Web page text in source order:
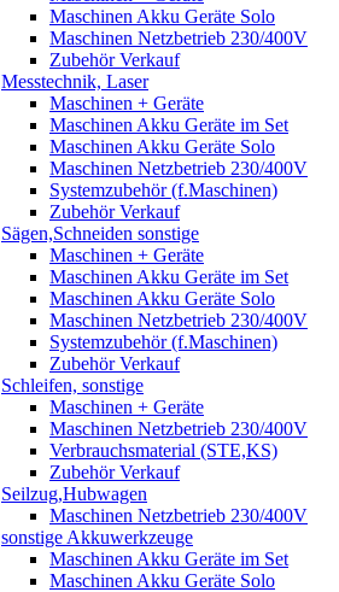
Maschinen Akku Geräte Solo
Maschinen Netzbetrieb 230/400V
Zubehör Verkauf
Messtechnik, Laser
Maschinen + Geräte
Maschinen Akku Geräte im Set
Maschinen Akku Geräte Solo
Maschinen Netzbetrieb 230/400V
Systemzubehör (f.Maschinen)
Zubehör Verkauf
Sägen,Schneiden sonstige
Maschinen + Geräte
Maschinen Akku Geräte im Set
Maschinen Akku Geräte Solo
Maschinen Netzbetrieb 230/400V
Systemzubehör (f.Maschinen)
Zubehör Verkauf
Schleifen, sonstige
Maschinen + Geräte
Maschinen Netzbetrieb 230/400V
Verbrauchsmaterial (STE,KS)
Zubehör Verkauf
Seilzug,Hubwagen
Maschinen Netzbetrieb 230/400V
sonstige Akkuwerkzeuge
Maschinen Akku Geräte im Set
Maschinen Akku Geräte Solo